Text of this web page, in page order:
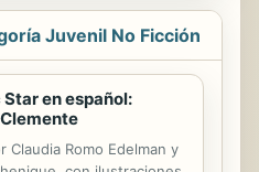
Juvenil No Ficción
en español:
Claudia Romo Edelman y